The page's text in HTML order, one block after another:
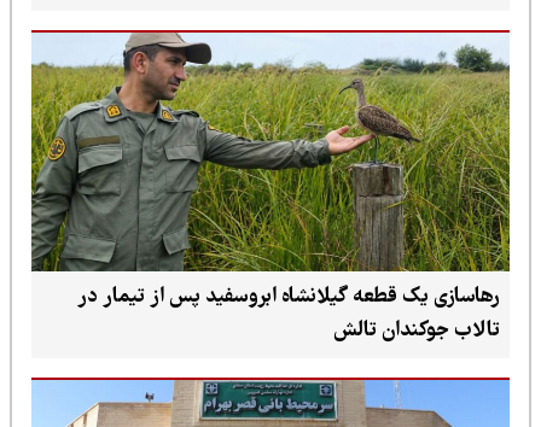
رهاسازی یک قطعه گیلانشاه ابروسفید پس از تیمار در
تالاب جوکندان تالش